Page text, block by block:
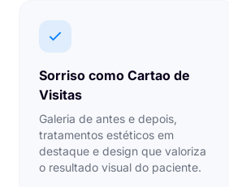
Sorriso como Cartao de
Visitas
Galeria de antes e depois,
tratamentos estéticos em
destaque e design que valoriza
o resultado visual do paciente.